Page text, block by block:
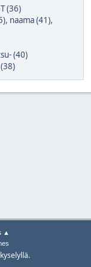
(36)
, naama (41),
(40)
▲